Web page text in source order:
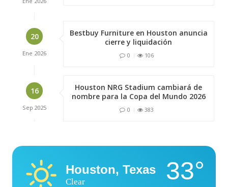
20
Ene 2026
Bestbuy Furniture en Houston anuncia
cierre y liquidación
0 106
16
Sep 2025
Houston NRG Stadium cambiará de
nombre para la Copa del Mundo 2026
0 383
Houston, Texas
Clear 33°